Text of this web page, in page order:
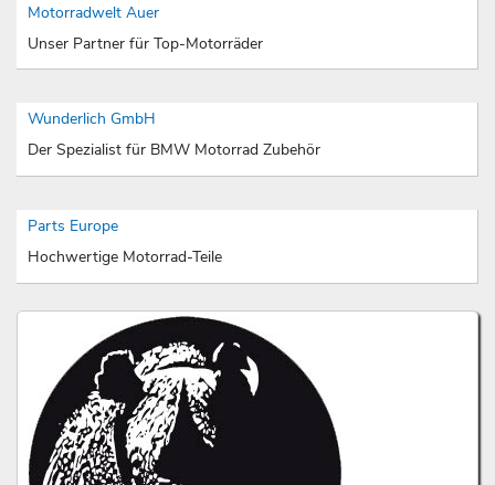
Motorradwelt Auer
Unser Partner für Top-Motorräder
Wunderlich GmbH
Der Spezialist für BMW Motorrad Zubehör
Parts Europe
Hochwertige Motorrad-Teile